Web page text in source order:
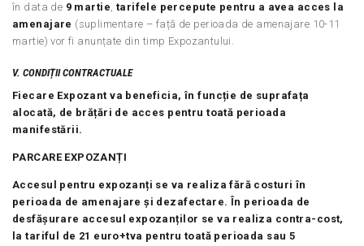
în data de 9 martie, tarifele percepute pentru a avea acces la
amenajare (suplimentare – față de perioada de amenajare 10-11
martie) vor fi anunțate din timp Expozantului.
V. CONDIȚII CONTRACTUALE
Fiecare Expozant va beneficia, în funcție de suprafața
alocată, de brățări de acces pentru toată perioada
manifestării.
PARCARE EXPOZANȚI
Accesul pentru expozanți se va realiza fără costuri în
perioada de amenajare și dezafectare. În perioada de
desfășurare accesul expozanților se va realiza contra-cost,
la tariful de 21 euro+tva pentru toată perioada sau 5